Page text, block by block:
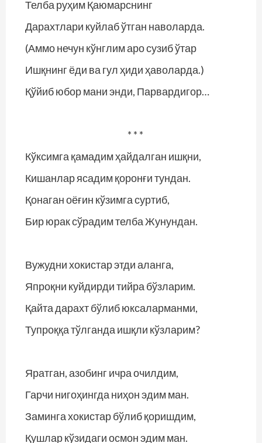
Телба руҳим Қаюмарснинг
Дарахтлари куйлаб ўтган наволарда.
(Аммо нечун кўнглим аро сузиб ўтар
Ишқнинг ёди ва гул ҳиди ҳаволарда.)
Қўйиб юбор мани энди, Парвардигор…
* * *
Кўксимга қамадим ҳайдалган ишқни,
Кишанлар ясадим қоронғи тундан.
Қонаган оёғин кўзимга суртиб,
Бир юрак сўрадим телба Жунундан.
Вужудни хокистар этди аланга,
Япроқни куйдирди тийра бўзларим.
Қайта дарахт бўлиб юксаларманми,
Тупроққа тўлганда ишқли кўзларим?
Яратган, азобинг ичра очилдим,
Гарчи нигоҳингда ниҳон эдим ман.
Заминга хокистар бўлиб қоришдим,
Қушлар кўзидаги осмон эдим ман.